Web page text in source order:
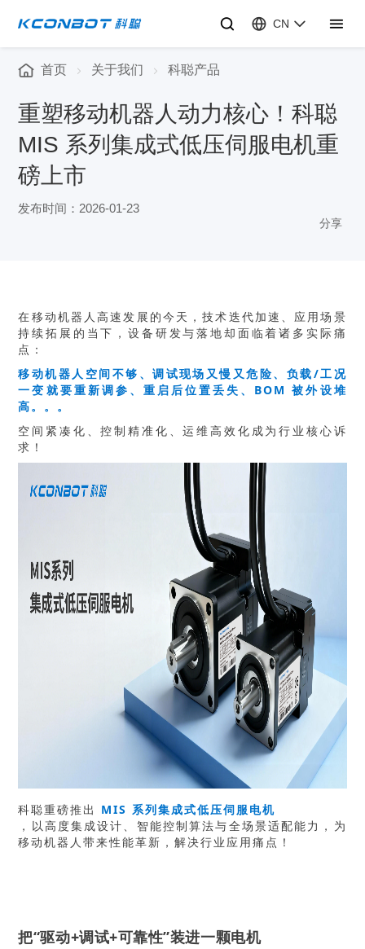
CN
首页 关于我们 科聪产品
重塑移动机器人动力核心！科聪
MIS 系列集成式低压伺服电机重
磅上市
发布时间：2026-01-23
分享
在移动机器人高速发展的今天，技术迭代加速、应用场景
持续拓展的当下，设备研发与落地却面临着诸多实际痛
点：
移动机器人空间不够、调试现场又慢又危险、负载/工况
一变就要重新调参、重启后位置丢失、BOM 被外设堆
高。。。
空间紧凑化、控制精准化、运维高效化成为行业核心诉
求！
科聪重磅推出 MIS 系列集成式低压伺服电机
，以高度集成设计、智能控制算法与全场景适配能力，为
移动机器人带来性能革新，解决行业应用痛点！
把“驱动+调试+可靠性”装进一颗电机